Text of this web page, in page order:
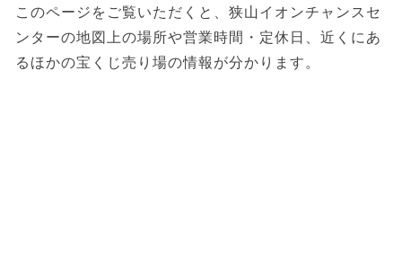
このページをご覧いただくと、狭山イオンチャンスセ
ンターの地図上の場所や営業時間・定休日、近くにあ
るほかの宝くじ売り場の情報が分かります。